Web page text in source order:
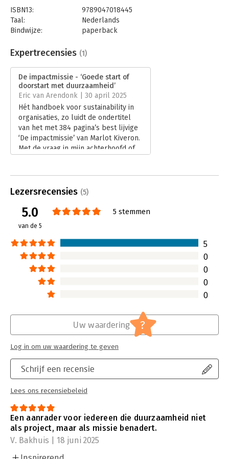
ISBN13:
9789047018445
Taal:
Nederlands
Bindwijze:
paperback
Uitgever:
Business Contact
Verschijningsdatum:
Hoofdrubriek: Verandermanagement
Expertrecensies (1)
De impactmissie - ‘Goede start of
doorstart met duurzaamheid’
Eric van Arendonk | 30 april 2025
Hét handboek voor sustainability in
organisaties, zo luidt de ondertitel
van het met 384 pagina’s best lijvige
‘De impactmissie’ van Marlot Kiveron.
Met de vraag in mijn achterhoofd of
Lees verder
Lezersrecensies (5)
5.0
van de 5
5 stemmen
5
0
0
0
0
Schrijf een recensie
Lees ons recensiebeleid
Uw waardering ?
Log in om uw waardering te geven
Een aanrader voor iedereen die duurzaamheid niet
als project, maar als missie benadert.
V. Bakhuis | 18 juni 2025